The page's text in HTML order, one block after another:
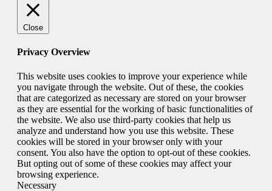
Close
Privacy Overview
This website uses cookies to improve your experience while
you navigate through the website. Out of these, the cookies
that are categorized as necessary are stored on your browser
as they are essential for the working of basic functionalities of
the website. We also use third-party cookies that help us
analyze and understand how you use this website. These
cookies will be stored in your browser only with your
consent. You also have the option to opt-out of these cookies.
But opting out of some of these cookies may affect your
browsing experience.
Necessary